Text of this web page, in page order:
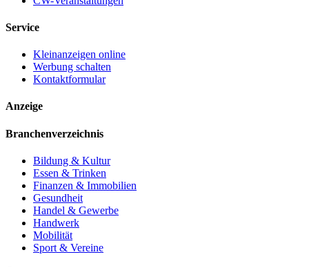
Service
Kleinanzeigen online
Werbung schalten
Kontaktformular
Anzeige
Branchenverzeichnis
Bildung & Kultur
Essen & Trinken
Finanzen & Immobilien
Gesundheit
Handel & Gewerbe
Handwerk
Mobilität
Sport & Vereine